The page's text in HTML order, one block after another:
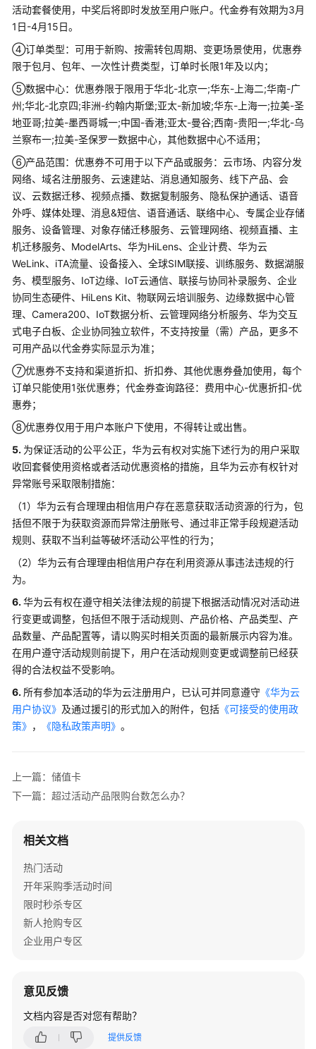
区
人
抢
购
专
区
业
用
户
专
区
新
老
同
享
区
组
合
区
开
屏
包
储
值
免
单
抽
奖
超
过
动
限
购
怎
办？
选
错
活
品
配
置
活动套餐使用，中奖后将即时发放至用户账户。代金券有效期为3月
1日-4月15日。
④订单类型：可用于新购、按需转包周期、变更场景使用，优惠券
限于包月、包年、一次性计费类型，订单时长限1年及以内；
⑤数据中心：优惠券限于限用于华北-北京一;华东-上海二;华南-广
州;华北-北京四;非洲-约翰内斯堡;亚太-新加坡;华东-上海一;拉美-圣
地亚哥;拉美-墨西哥城一;中国-香港;亚太-曼谷;西南-贵阳一;华北-乌
兰察布一;拉美-圣保罗一数据中心，其他数据中心不适用；
⑥产品范围：优惠券不可用于以下产品或服务：云市场、内容分发
网络、域名注册服务、云速建站、消息通知服务、线下产品、会
议、云数据迁移、视频点播、数据复制服务、隐私保护通话、语音
外呼、媒体处理、消息&短信、语音通话、联络中心、专属企业存储
服务、设备管理、对象存储迁移服务、云管理网络、视频直播、主
机迁移服务、ModelArts、华为HiLens、企业计费、华为云
WeLink、iTA流量、设备接入、全球SIM联接、训练服务、数据湖服
务、模型服务、IoT边缘、IoT云通信、联接与协同补录服务、企业
协同生态硬件、HiLens Kit、物联网云培训服务、边缘数据中心管
理、Camera200、IoT数据分析、云管理网络分析服务、华为交互
式电子白板、企业协同独立软件，不支持按量（需）产品，更多不
可用产品以代金券实际显示为准；
⑦优惠券不支持和渠道折扣、折扣券、其他优惠券叠加使用，每个
订单只能使用1张优惠券；代金券查询路径：费用中心-优惠折扣-优
惠券；
⑧优惠券仅用于用户本账户下使用，不得转让或出售。
5. 为保证活动的公平公正，华为云有权对实施下述行为的用户采取
收回套餐使用资格或者活动优惠资格的措施，且华为云亦有权针对
异常账号采取限制措施：
（1）华为云有合理理由相信用户存在恶意获取活动资源的行为，包
括但不限于为获取资源而异常注册账号、通过非正常手段规避活动
规则、获取不当利益等破坏活动公平性的行为；
（2）华为云有合理理由相信用户存在利用资源从事违法违规的行
为。
6. 华为云有权在遵守相关法律法规的前提下根据活动情况对活动进
行变更或调整，包括但不限于活动规则、产品价格、产品类型、产
品数量、产品配置等，请以购买时相关页面的最新展示内容为准。
在用户遵守活动规则前提下，用户在活动规则变更或调整前已经获
得的合法权益不受影响。
6. 所有参加本活动的华为云注册用户，已认可并同意遵守 《华为云
用户协议》 及通过援引的形式加入的附件，包括 《可接受的使用政
策》 ， 《隐私政策声明》 。
上一篇：储值卡
下一篇：超过活动产品限购台数怎么办？
相关文档
热门活动
开年采购季活动时间
限时秒杀专区
新人抢购专区
企业用户专区
意见反馈
文档内容是否对您有帮助？
提供反馈